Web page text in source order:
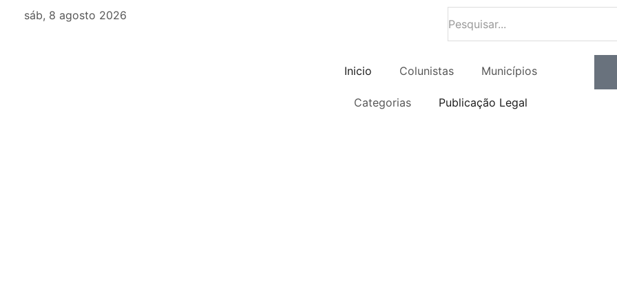
sáb, 8 agosto 2026
Inicio Colunistas Municípios
Categorias Publicação Legal